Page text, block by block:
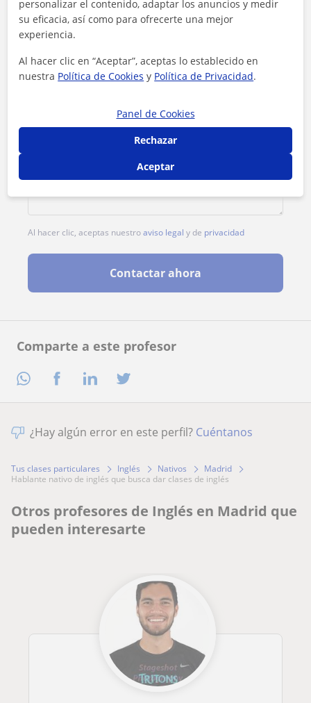
Comparte a este profesor
Al hacer clic, aceptas nuestroaviso legal y de privacidad
Contactar ahora
¿Hay algún error en este perfil? Cuéntanos
Tus clases particulares Inglés Nativos
Madrid
hablante nativo de inglés que busca dar clases de inglés
Otros profesores de Inglés en Madrid que
pueden interesarte
personalizar el contenido, adaptar los anuncios y medir
su eficacia, así como para ofrecerte una mejor
experiencia.
Al hacer clic en “Aceptar”, aceptas lo establecido en
nuestra Política de Cookies y Política de Privacidad.
Panel de Cookies
Rechazar
Aceptar